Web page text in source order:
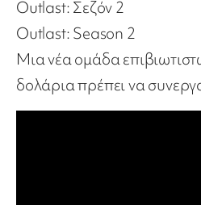
Outlast: Σεζόν 2
Outlast: Season 2
Μια νέα ομάδα
δολάρια πρέπει να